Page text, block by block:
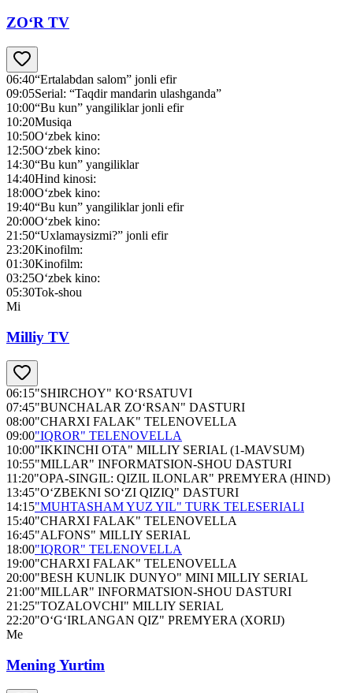
ZO‘R TV
06:40“Ertalabdan salom” jonli efir
09:05Serial: “Taqdir mandarin ulashganda”
10:00“Bu kun” yangiliklar jonli efir
10:20Musiqa
10:50O‘zbek kino:
12:50O‘zbek kino:
14:30“Bu kun” yangiliklar
14:40Hind kinosi:
18:00O‘zbek kino:
19:40“Bu kun” yangiliklar jonli efir
20:00O‘zbek kino:
21:50“Uxlamaysizmi?” jonli efir
23:20Kinofilm:
01:30Kinofilm:
03:25O‘zbek kino:
05:30Tok-shou
Mi
Milliy TV
06:15"SHIRCHOY" KO‘RSATUVI
07:45"BUNCHALAR ZO‘RSAN" DASTURI
08:00"CHARXI FALAK" TELENOVELLA
09:00"IQROR" TELENOVELLA
10:00"IKKINCHI OTA" MILLIY SERIAL (1-MAVSUM)
10:55"MILLAR" INFORMATSION-SHOU DASTURI
11:20"OPA-SINGIL: QIZIL ILONLAR" PREMYERA (HIND)
13:45"O‘ZBEKNI SO‘ZI QIZIQ" DASTURI
14:15"MUHTASHAM YUZ YIL" TURK TELESERIALI
15:40"CHARXI FALAK" TELENOVELLA
16:45"ALFONS" MILLIY SERIAL
18:00"IQROR" TELENOVELLA
19:00"CHARXI FALAK" TELENOVELLA
20:00"BESH KUNLIK DUNYO" MINI MILLIY SERIAL
21:00"MILLAR" INFORMATSION-SHOU DASTURI
21:25"TOZALOVCHI" MILLIY SERIAL
22:20"O‘G‘IRLANGAN QIZ" PREMYERA (XORIJ)
Me
Mening Yurtim